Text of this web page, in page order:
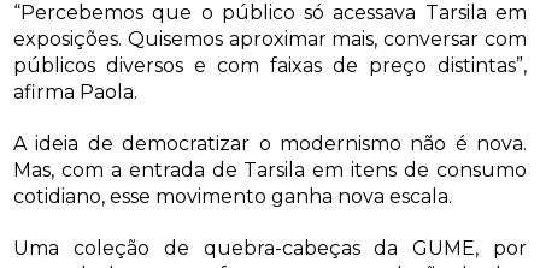
“Percebemos que o público só acessava Tarsila em
exposições. Quisemos aproximar mais, conversar com
públicos diversos e com faixas de preço distintas”,
afirma Paola.
A ideia de democratizar o modernismo não é nova.
Mas, com a entrada de Tarsila em itens de consumo
cotidiano, esse movimento ganha nova escala.
Uma coleção de quebra-cabeças da GUME, por